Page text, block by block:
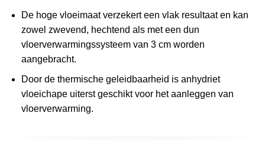
De hoge vloeimaat verzekert een vlak resultaat en kan
zowel zwevend, hechtend als met een dun
vloerverwarmingssysteem van 3 cm worden
aangebracht.
Door de thermische geleidbaarheid is anhydriet
vloeichape uiterst geschikt voor het aanleggen van
vloerverwarming.